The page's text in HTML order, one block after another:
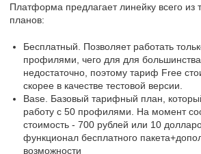
Платформа предлагает линейку всего из
планов:
Бесплатный. Позволяет работать
профилями, чего для для
недостаточно, поэтому тариф Free
скорее в качестве тестовой версии.
Base. Базовый тарифный план,
работу с 50 профилями. На момент
стоимость - 700 рублей или 10
функционал бесплатного
возможности